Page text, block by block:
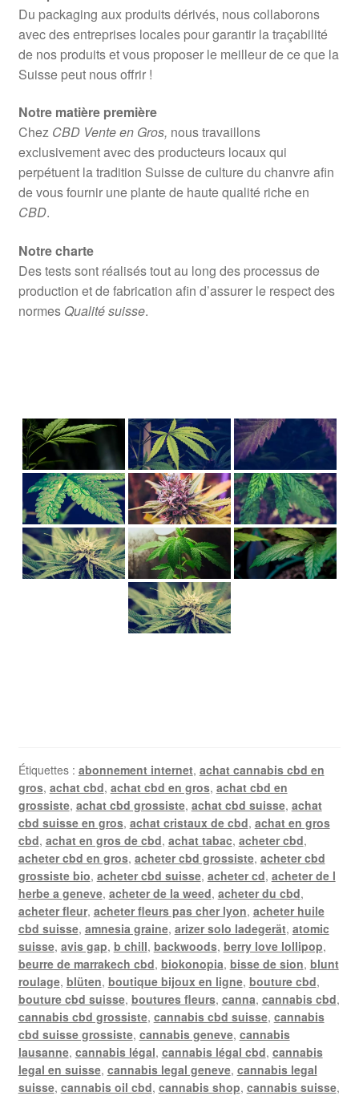
Du packaging aux produits dérivés, nous collaborons
avec des entreprises locales pour garantir la traçabilité
de nos produits et vous proposer le meilleur de ce que la
Suisse peut nous offrir !
Notre matière première
Chez CBD Vente en Gros, nous travaillons
exclusivement avec des producteurs locaux qui
perpétuent la tradition Suisse de culture du chanvre afin
de vous fournir une plante de haute qualité riche en
CBD.
Notre charte
Des tests sont réalisés tout au long des processus de
production et de fabrication afin d’assurer le respect des
normes Qualité suisse.
Étiquettes : abonnement internet, achat cannabis cbd en
gros, achat cbd, achat cbd en gros, achat cbd en
grossiste, achat cbd grossiste, achat cbd suisse, achat
cbd suisse en gros, achat cristaux de cbd, achat en gros
cbd, achat en gros de cbd, achat tabac, acheter cbd,
acheter cbd en gros, acheter cbd grossiste, acheter cbd
grossiste bio, acheter cbd suisse, acheter cd, acheter de l
herbe a geneve, acheter de la weed, acheter du cbd,
acheter fleur, acheter fleurs pas cher lyon, acheter huile
cbd suisse, amnesia graine, arizer solo ladegerät, atomic
suisse, avis gap, b chill, backwoods, berry love lollipop,
beurre de marrakech cbd, biokonopia, bisse de sion, blunt
roulage, blüten, boutique bijoux en ligne, bouture cbd,
bouture cbd suisse, boutures fleurs, canna, cannabis cbd,
cannabis cbd grossiste, cannabis cbd suisse, cannabis
cbd suisse grossiste, cannabis geneve, cannabis
lausanne, cannabis légal, cannabis légal cbd, cannabis
legal en suisse, cannabis legal geneve, cannabis legal
suisse, cannabis oil cbd, cannabis shop, cannabis suisse,